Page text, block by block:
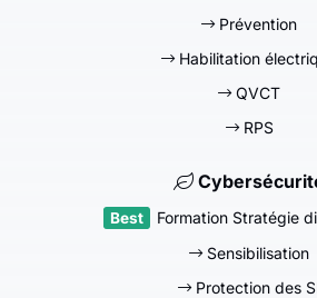
Prévention
Habilitation
QVCT
RPS
Formation Stratégie
Sensibilisation
Protection des